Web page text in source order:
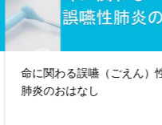
命に関わる誤嚥（ごえん）性
肺炎のおはなし